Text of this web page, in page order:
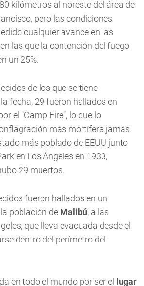
kilómetros al noreste del área de
pero las condiciones
cualquier avance en las
las que la contención del fuego
un 25%.
de los que se tiene
fecha, 29 fueron hallados en
el "Camp Fire", lo que lo
más mortífera jamás
más poblado de EEUU junto
en Los Ángeles en 1933,
29 muertos.
fueron hallados en un
población de Malibú, a las
que lleva evacuada desde el
dentro del perímetro del
en todo el mundo por ser el
lugar